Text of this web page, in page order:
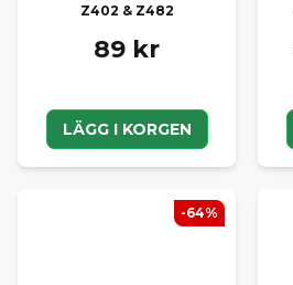
Z402 & Z482
89 kr
LÄGG I KORGEN
-64%